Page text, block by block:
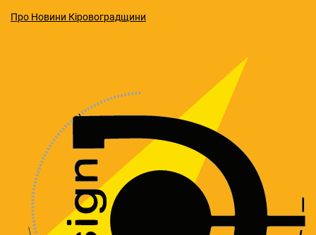
Про Новини Кіровоградщини